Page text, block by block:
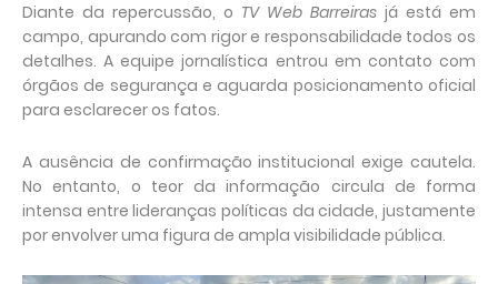
Diante da repercussão, o TV Web Barreiras já está em
campo, apurando com rigor e responsabilidade todos os
detalhes. A equipe jornalística entrou em contato com
órgãos de segurança e aguarda posicionamento oficial
para esclarecer os fatos.
A ausência de confirmação institucional exige cautela.
No entanto, o teor da informação circula de forma
intensa entre lideranças políticas da cidade, justamente
por envolver uma figura de ampla visibilidade pública.